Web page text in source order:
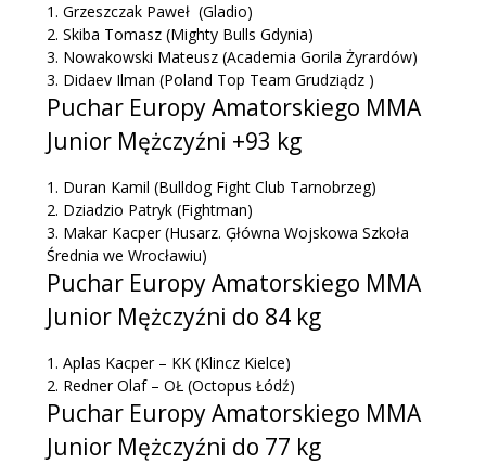
1. Grzeszczak Paweł (Gladio)
2. Skiba Tomasz (Mighty Bulls Gdynia)
3. Nowakowski Mateusz (Academia Gorila Żyrardów)
3. Didaev Ilman (Poland Top Team Grudziądz )
Puchar Europy Amatorskiego MMA
Junior Mężczyźni +93 kg
1. Duran Kamil (Bulldog Fight Club Tarnobrzeg)
2. Dziadzio Patryk (Fightman)
3. Makar Kacper(Husarz. Ģłówna Wojskowa Szkoła
Średnia we Wrocławiu)
Puchar Europy Amatorskiego MMA
Junior Mężczyźni do 84 kg
1. Aplas Kacper – KK (Klincz Kielce)
2. Redner Olaf – OŁ (Octopus Łódź)
Puchar Europy Amatorskiego MMA
Junior Mężczyźni do 77 kg